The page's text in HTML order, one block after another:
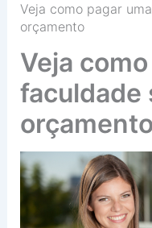
Veja como pagar
orçamento
Veja
faculdade
orçamento